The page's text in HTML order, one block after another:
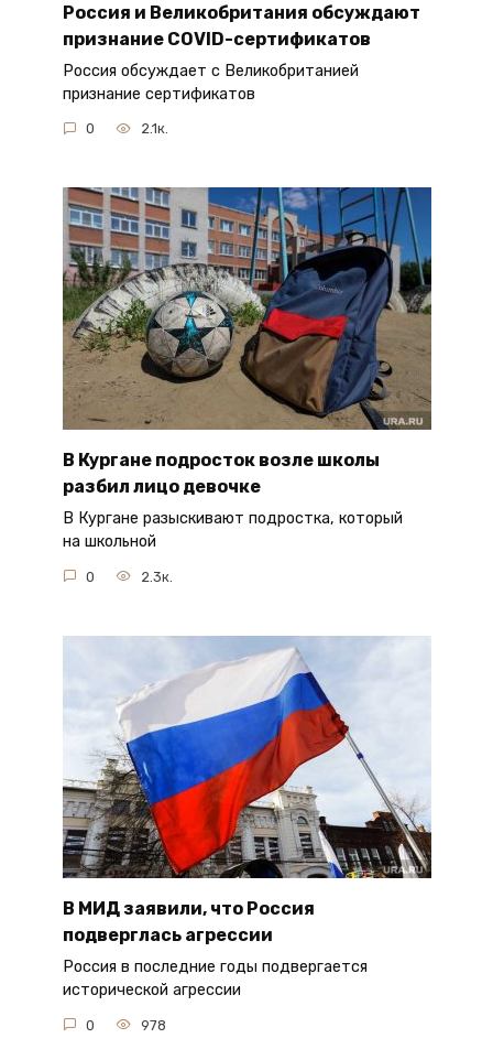
Россия и Великобритания обсуждают
признание COVID-сертификатов
Россия обсуждает с Великобританией
признание сертификатов
0 2.1к.
В Кургане подросток возле школы
разбил лицо девочке
В Кургане разыскивают подростка, который
на школьной
0 2.3к.
В МИД заявили, что Россия
подверглась агрессии
Россия в последние годы подвергается
исторической агрессии
0 978